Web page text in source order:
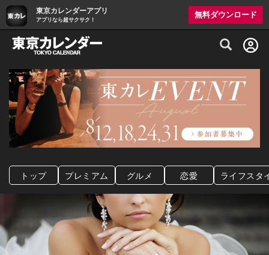
東京カレンダーアプリ
アプリなら超サクサク！
無料ダウンロード
グルメ情報・プレミアムレストラン予約
トップ プレミアム グルメ 恋愛 ライフスタ